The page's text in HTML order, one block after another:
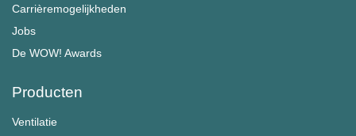
Carrièremogelijkheden
Jobs
De WOW! Awards
Producten
Ventilatie